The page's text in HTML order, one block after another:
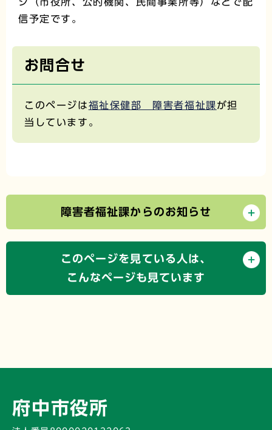
信予定です。
お問合せ
このページは福祉保健部 障害者福祉課が担
当しています。
障害者福祉課からのお知らせ
このページを見ている人は、
こんなページも見ています
府中市役所